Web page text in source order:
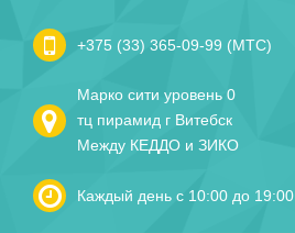
+375 (33) 365-09-99 (МТС)
Марко сити уровень 0
тц пирамид г Витебск
Между КЕДДО и ЗИКО
Каждый день с 10:00 до 19:00